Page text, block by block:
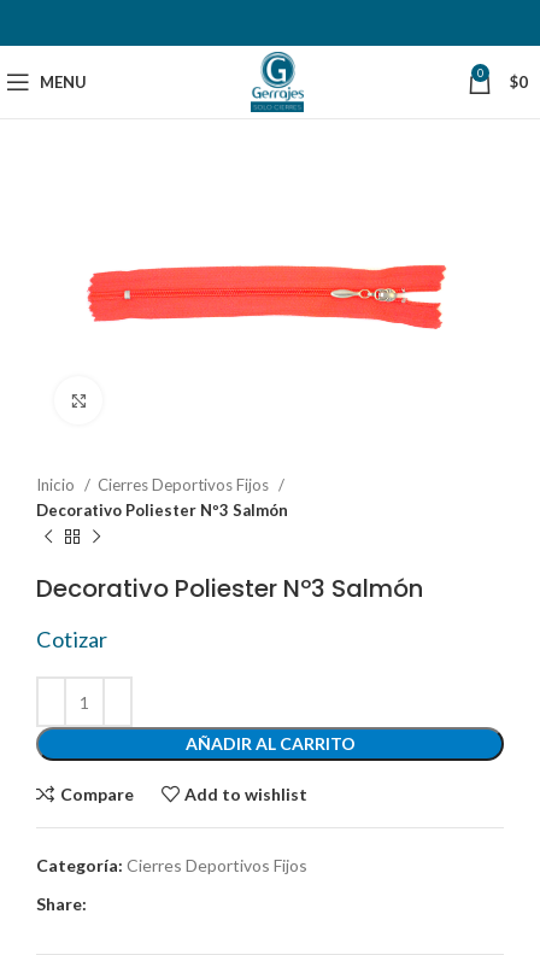
MENU 0 $0
Inicio
Cierres Deportivos Fijos
Decorativo Poliester Nº3 Salmón
Decorativo Poliester Nº3 Salmón
Cotizar
AÑADIR AL CARRITO
Compare Add to wishlist
Categoría: Cierres Deportivos Fijos
Share: